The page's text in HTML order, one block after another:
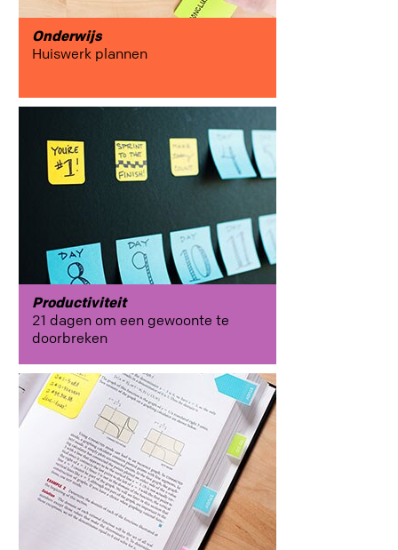
Onderwijs
Huiswerk plannen
Productiviteit
21 dagen om een gewoonte te
doorbreken